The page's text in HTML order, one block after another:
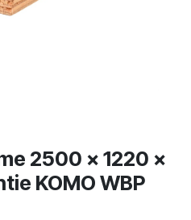
2500 x 1220 x
KOMO WBP